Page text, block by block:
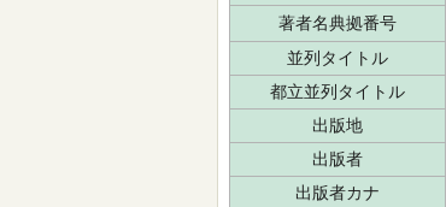
著者名典拠番号
並列タイトル
都立並列タイトル
出版地
出版者
出版者カナ